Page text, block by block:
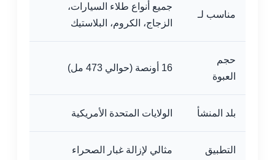
مناسب لـ
جميع أنواع طلاء السيارات،
الزجاج، الكروم، البلاستيك
حجم
العبوة
16 أونصة (حوالي 473 مل)
بلد المنشأ الولايات المتحدة الأمريكية
التطبيق
مثالي لإزالة غبار الصحراء